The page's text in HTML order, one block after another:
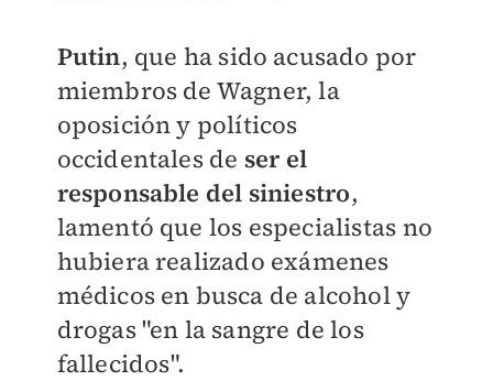
Putin, que ha sido acusado por
miembros de Wagner, la
oposición y políticos
occidentales de ser el
responsable del siniestro,
lamentó que los especialistas no
hubiera realizado exámenes
médicos en busca de alcohol y
drogas "en la sangre de los
fallecidos".